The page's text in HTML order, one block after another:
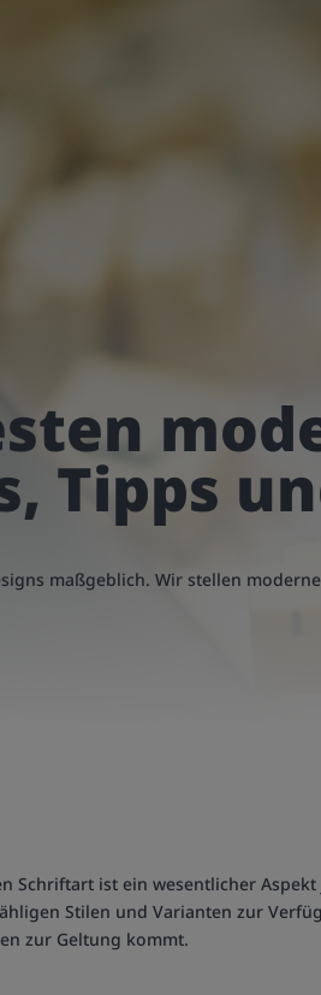
Tipps
maßgeblich. Wir stellen
Schriftart ist ein wesentlicher
Stilen und Varianten zur
zur Geltung kommt.